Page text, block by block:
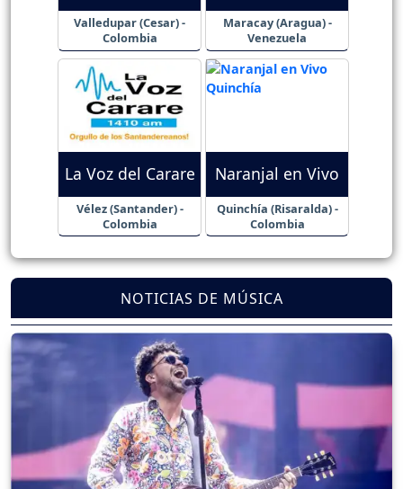
Valledupar (Cesar) -
Colombia
Maracay (Aragua) -
Venezuela
La Voz del Carare
Vélez (Santander) -
Colombia
Naranjal en Vivo
Quinchía (Risaralda) -
Colombia
NOTICIAS DE MÚSICA